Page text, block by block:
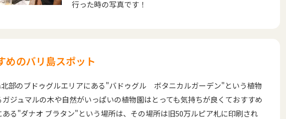
行った時の写真です！
めのバリ島スポット
部のブドゥグルエリアにある"バドゥグル ボタニカルガーデン"という植物
ジュマルの木や自然がいっぱいの植物園はとっても気持ちが良くておすすめ
る"ダナオ ブラタン"という場所は、その場所は旧50万ルピア札に印刷され